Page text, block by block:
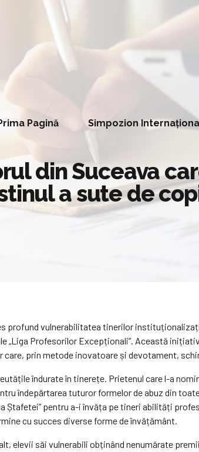
Pagină Simpozion
din Suceava
a sute de
profund vulnerabilitatea tinerilor
Profesorilor Excepționali”. Această
prin metode inovatoare și devotament,
îndurate în tinerețe. Prietenul care l-a
îndepărtarea tuturor formelor de abuz din
Ștafetei” pentru a-i învăța pe tineri abilități
cu succes diverse forme de învățământ.
elevii săi vulnerabili obținând nenumărate